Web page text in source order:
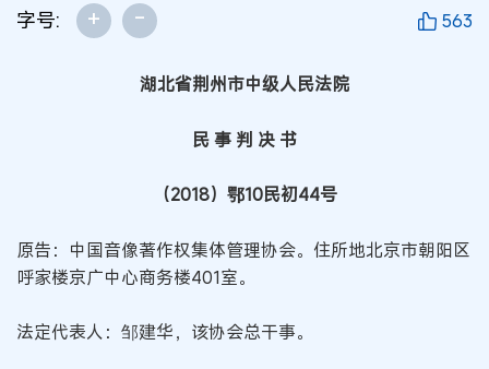
字号: + - 563
湖北省荆州市中级人民法院
民 事 判 决 书
（2018）鄂10民初44号
原告：中国音像著作权集体管理协会。住所地北京市朝阳区
呼家楼京广中心商务楼401室。
法定代表人：邹建华，该协会总干事。